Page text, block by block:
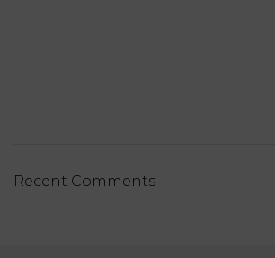
Recent Comments